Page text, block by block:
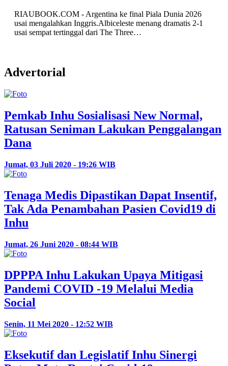
RIAUBOOK.COM - Argentina ke final Piala Dunia 2026
usai mengalahkan Inggris.Albiceleste menang dramatis 2-1
usai sempat tertinggal dari The Three…
Advertorial
Pemkab Inhu Sosialisasi New Normal,
Ratusan Seniman Lakukan Penggalangan
Dana
Jumat, 03 Juli 2020 - 19:26 WIB
Tenaga Medis Dipastikan Dapat Insentif,
Tak Ada Penambahan Pasien Covid19 di
Inhu
Jumat, 26 Juni 2020 - 08:44 WIB
DPPPA Inhu Lakukan Upaya Mitigasi
Pandemi COVID -19 Melalui Media
Social
Senin, 11 Mei 2020 - 12:52 WIB
Eksekutif dan Legislatif Inhu Sinergi